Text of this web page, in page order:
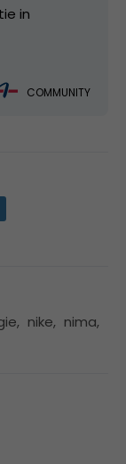
in
COMMUNITY
, nike, nima,